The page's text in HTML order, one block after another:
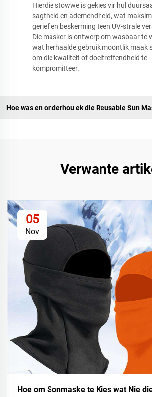
Hierdie stowwe is gekies vir hul
sagtheid en ademendheid, wat
gerief en beskerming teen UV-strale
Die masker is ontwerp om wasbaar te
wat herhaalde gebruik moontlik maak
om die kwaliteit of doeltreffendheid te
kompromitteer.
Hoe was en onderhou ek die Reusable Sun
Verwante
05
Nov
Hoe om Sonmaske te Kies wat Nie